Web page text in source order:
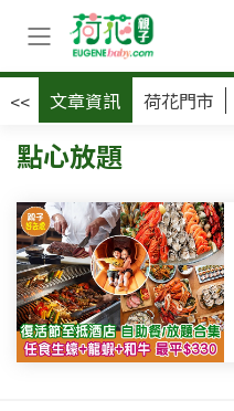
<< 文章資訊 荷花門市
點心放題